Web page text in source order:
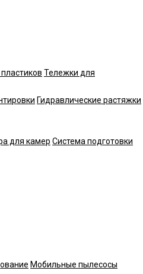
Тележки для
Гидравлические растяжки
для камер Система подготовки
Мобильные пылесосы